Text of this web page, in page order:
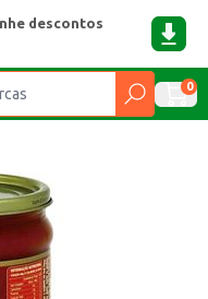
descontos
0